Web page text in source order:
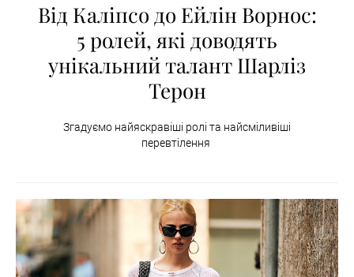
Від Каліпсо до Ейлін Ворнос:
5 ролей, які доводять
унікальний талант Шарліз
Терон
Згадуємо найяскравіші ролі та найсміливіші
перевтілення